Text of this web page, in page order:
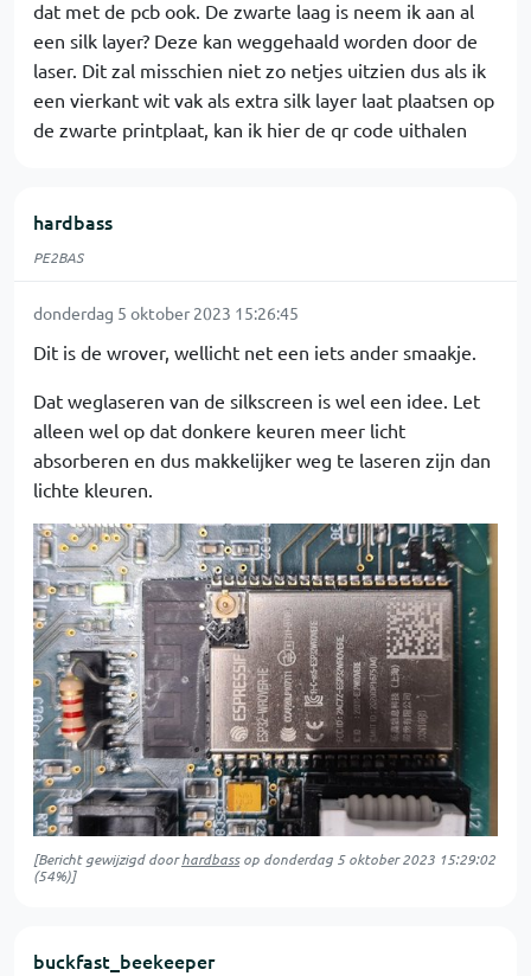
dat met de pcb ook. De zwarte laag is neem ik aan al
een silk layer? Deze kan weggehaald worden door de
laser. Dit zal misschien niet zo netjes uitzien dus als ik
een vierkant wit vak als extra silk layer laat plaatsen op
de zwarte printplaat, kan ik hier de qr code uithalen
hardbass
PE2BAS
donderdag 5 oktober 2023 15:26:45
Dit is de wrover, wellicht net een iets ander smaakje.
Dat weglaseren van de silkscreen is wel een idee. Let
alleen wel op dat donkere keuren meer licht
absorberen en dus makkelijker weg te laseren zijn dan
lichte kleuren.
[Bericht gewijzigd doorhardbassop donderdag 5 oktober 2023 15:29:02
(54%)]
buckfast_beekeeper